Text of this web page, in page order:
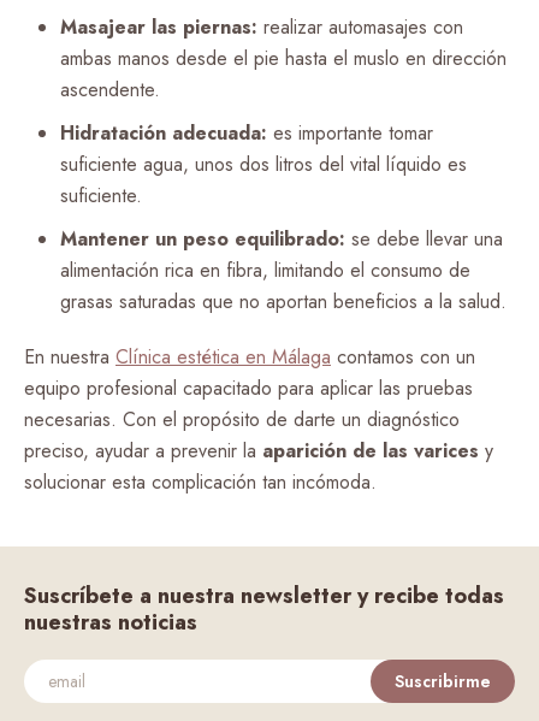
Masajear las piernas: realizar automasajes con
ambas manos desde el pie hasta el muslo en dirección
ascendente.
Hidratación adecuada: es importante tomar
suficiente agua, unos dos litros del vital líquido es
suficiente.
Mantener un peso equilibrado: se debe llevar una
alimentación rica en fibra, limitando el consumo de
grasas saturadas que no aportan beneficios a la salud.
En nuestra Clínica estética en Málaga contamos con un
equipo profesional capacitado para aplicar las pruebas
necesarias. Con el propósito de darte un diagnóstico
preciso, ayudar a prevenir la aparición de las varices y
solucionar esta complicación tan incómoda.
Suscríbete a nuestra newsletter y recibe todas
nuestras noticias
Suscribirme